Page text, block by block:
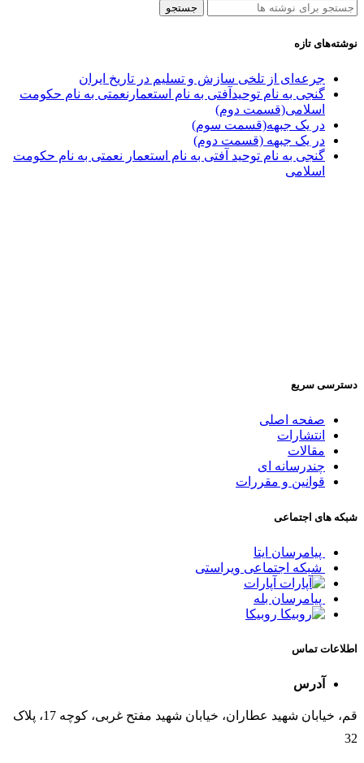
جستجو
نوشته‌های تازه
جرعه‌ای از تلخی سازش و تسلیم در تاریخ ایران
گنجی به نام توحیدآفتی به نام استعمارنعمتی به نام حکومت
اسلامی(قسمت دوم)
در یک جبهه(قسمت سوم)
در یک جبهه (قسمت دوم)
گنجی به نام توحید آفتی به نام استعمار نعمتی به نام حکومت
اسلامی
دسترسی سریع
صفحه اصلی
انتشارات
مقالات
چندرسانه ای
قوانین و مقررات
شبکه های اجتماعی
پیامرسان ایتا
شبکه اجتماعی ویراستی
آپارات
پیامرسان بله
روبیکا
اطلاعات تماس
آدرس
قم، خیابان شهید عطاران، خیابان شهید مفتح غربی، کوچه 17، پلاک
32